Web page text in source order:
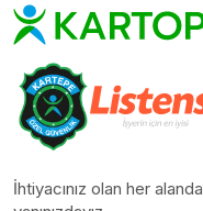
İhtiyacınız olan her alanda